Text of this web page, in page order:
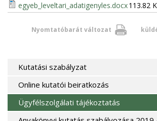
egyeb_leveltari_adatigenyles.docx113.82
Nyomtatóbarát változat
Kutatási szabályzat
Online kutatói beiratkozás
Ügyfélszolgálati tájékoztatás